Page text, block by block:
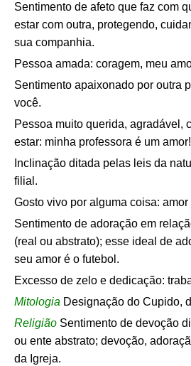
Sentimento de afeto que faz com
estar com outra, protegendo,
sua companhia.
Pessoa amada: coragem, meu
Sentimento apaixonado por outra
você.
Pessoa muito querida, agradável,
estar: minha professora é um amor!
Inclinação ditada pelas leis da
filial.
Gosto vivo por alguma coisa: amor
Sentimento de adoração em
(real ou abstrato); esse ideal de
seu amor é o futebol.
Excesso de zelo e dedicação:
Mitologia Designação do Cupido,
Religião Sentimento de devoção
ou ente abstrato; devoção,
da Igreja.